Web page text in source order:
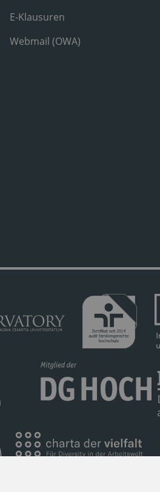
E-Klausuren
Webmail (OWA)